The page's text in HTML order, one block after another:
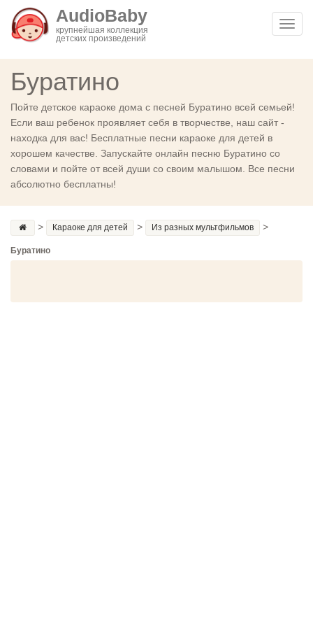
AudioBaby
крупнейшая коллекция
детских произведений
Буратино
Пойте детское караоке дома с песней Буратино всей семьей!
Если ваш ребенок проявляет себя в творчестве, наш сайт -
находка для вас! Бесплатные песни караоке для детей в
хорошем качестве. Запускайте онлайн песню Буратино со
словами и пойте от всей души со своим малышом. Все песни
абсолютно бесплатны!
> Караоке для детей > Из разных мультфильмов >
Буратино